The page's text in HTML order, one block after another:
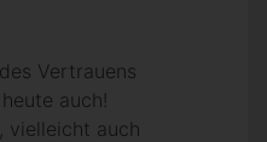
Vertrauens
auch!
vielleicht auch